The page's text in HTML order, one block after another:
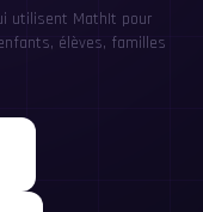
utilisent MathIt pour
élèves, familles